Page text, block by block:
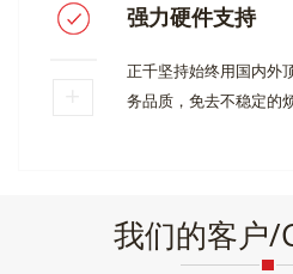
强力硬件支持
正千坚持始终用国内外
务品质，免去不稳定的烦
我们的客户